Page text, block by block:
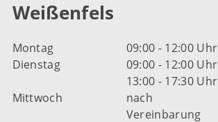
Weißenfels
Montag
09:00 - 12:00 Uhr
Dienstag
09:00 - 12:00 Uhr
13:00 - 17:30 Uhr
Mittwoch
nach
Vereinbarung